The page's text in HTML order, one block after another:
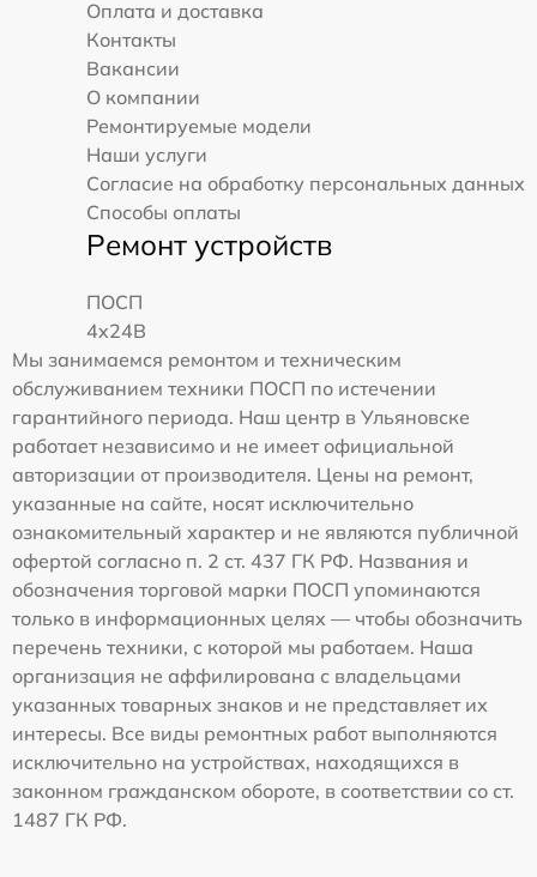
Оплата и доставка
Контакты
Вакансии
О компании
Ремонтируемые модели
Наши услуги
Согласие на обработку персональных данных
Способы оплаты
Ремонт устройств
ПОСП
4x24B
Мы занимаемся ремонтом и техническим
обслуживанием техники ПОСП по истечении
гарантийного периода. Наш центр в Ульяновске
работает независимо и не имеет официальной
авторизации от производителя. Цены на ремонт,
указанные на сайте, носят исключительно
ознакомительный характер и не являются публичной
офертой согласно п. 2 ст. 437 ГК РФ. Названия и
обозначения торговой марки ПОСП упоминаются
только в информационных целях — чтобы обозначить
перечень техники, с которой мы работаем. Наша
организация не аффилирована с владельцами
указанных товарных знаков и не представляет их
интересы. Все виды ремонтных работ выполняются
исключительно на устройствах, находящихся в
законном гражданском обороте, в соответствии со ст.
1487 ГК РФ.